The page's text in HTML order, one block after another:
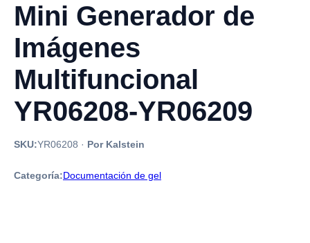
Mini Generador de
Imágenes
Multifuncional
YR06208-YR06209
SKU:YR06208 · Por Kalstein
Categoría:Documentación de gel